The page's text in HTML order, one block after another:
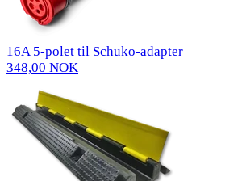
16A 5-polet til Schuko-adapter
348,00 NOK